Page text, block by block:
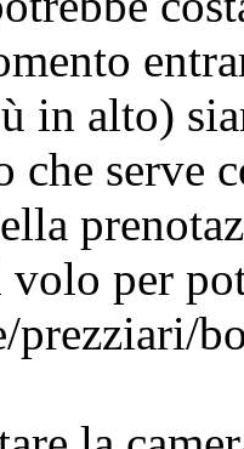
in alto)
che serve
per
prezziari/